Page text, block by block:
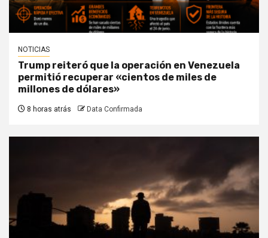
NOTICIAS
Trump reiteró que la operación en Venezuela
permitió recuperar «cientos de miles de
millones de dólares»
8 horas atrás Data Confirmada